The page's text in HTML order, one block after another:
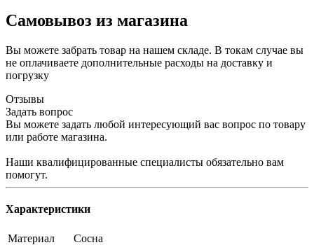
Самовывоз из магазина
Вы можете забрать товар на нашем складе. В токам случае вы
не оплачиваете дополнительные расходы на доставку и
погрузку
Отзывы
Задать вопрос
Вы можете задать любой интересующий вас вопрос по товару
или работе магазина.
Наши квалифицированные специалисты обязательно вам
помогут.
Характеристики
Материал Сосна